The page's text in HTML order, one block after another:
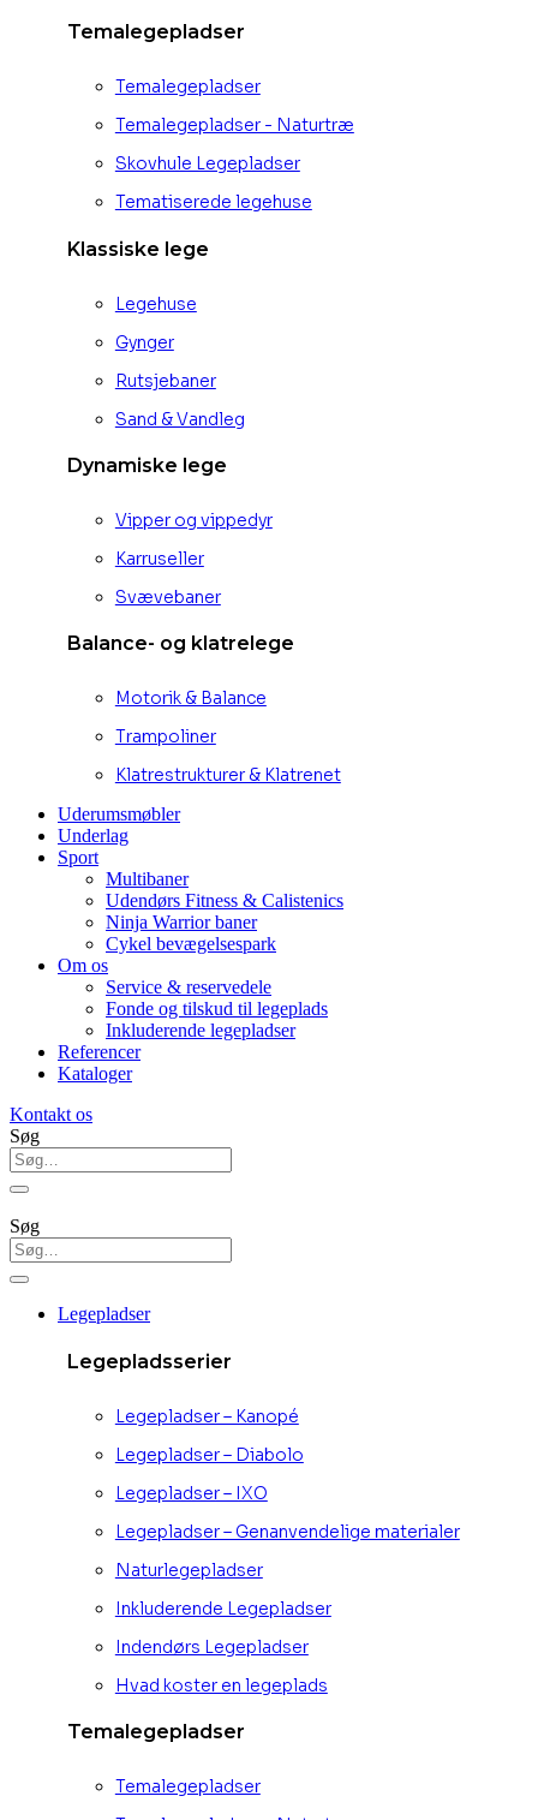
Temalegepladser
Temalegepladser
Temalegepladser - Naturtræ
Skovhule Legepladser
Tematiserede legehuse
Klassiske lege
Legehuse
Gynger
Rutsjebaner
Sand & Vandleg
Dynamiske lege
Vipper og vippedyr
Karruseller
Svævebaner
Balance- og klatrelege
Motorik & Balance
Trampoliner
Klatrestrukturer & Klatrenet
Uderumsmøbler
Underlag
Sport
Multibaner
Udendørs Fitness & Calistenics
Ninja Warrior baner
Cykel bevægelsespark
Om os
Service & reservedele
Fonde og tilskud til legeplads
Inkluderende legepladser
Referencer
Kataloger
Kontakt os
Søg
Søg
Legepladser
Legepladsserier
Legepladser – Kanopé
Legepladser – Diabolo
Legepladser – IXO
Legepladser – Genanvendelige materialer
Naturlegepladser
Inkluderende Legepladser
Indendørs Legepladser
Hvad koster en legeplads
Temalegepladser
Temalegepladser